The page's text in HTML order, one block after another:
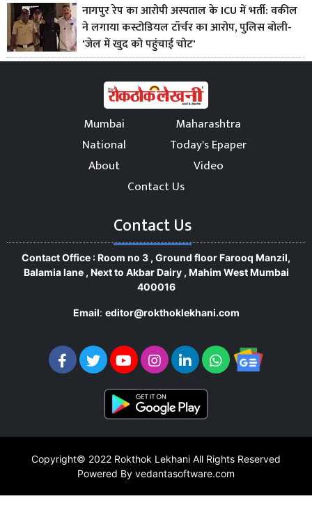
नागपुर रेप का आरोपी अस्पताल के ICU में भर्ती: वकील
ने लगाया कस्टोडियल टॉर्चर का आरोप, पुलिस बोली-
'जेल में खुद को पहुंचाई चोट'
Mumbai
Maharashtra
National
Today's Epaper
About
Video
Contact Us
Contact Us
Contact Office : Room no 3 , Ground floor Farooq Manzil,
Balamia lane , Next to Akbar Dairy , Mahim West Mumbai
400016
Email: editor@rokthoklekhani.com
Copyright© 2022 Rokthok Lekhani All Rights Reserved
Powered By vedantasoftware.com